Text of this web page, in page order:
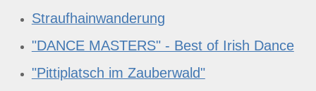
Straufhainwanderung
"DANCE MASTERS" - Best of Irish Dance
"Pittiplatsch im Zauberwald"